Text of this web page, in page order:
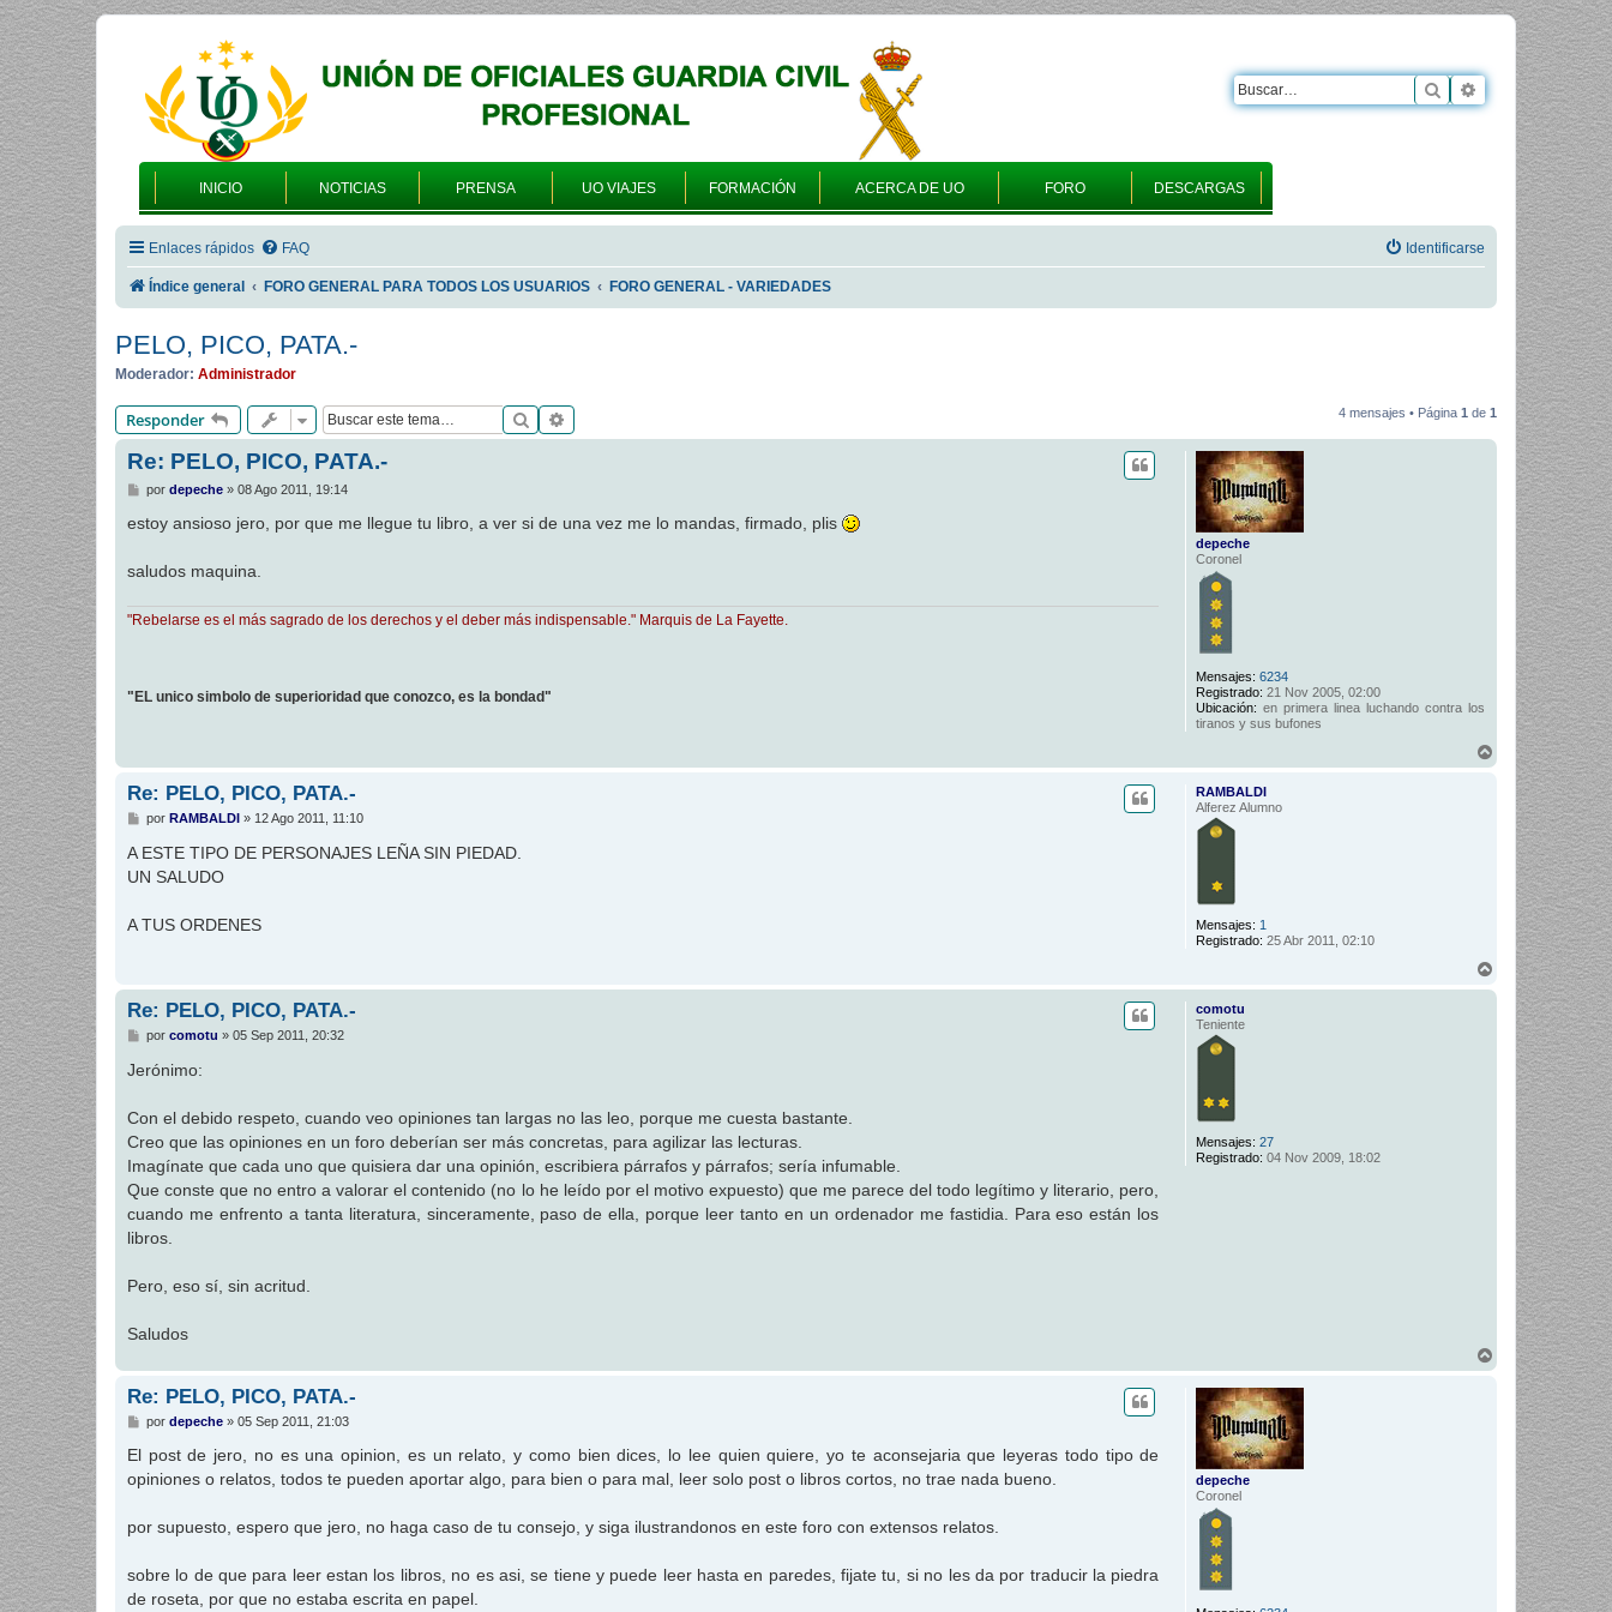
INICIO NOTICIAS PRENSA UO VIAJES FORMACIÓN ACERCA DE UO FORO DESCARGAS
Buscar Búsqueda
Enlaces rápidos FAQ Identificarse
Índice general FORO GENERAL PARA TODOS LOS USUARIOS FORO GENERAL - VARIEDADES
PELO, PICO, PATA.-
Moderador: Administrador
Responder Buscar 4 mensajes • Página 1 de 1
depeche
Coronel
Mensajes: 6234
Registrado: 21 Nov 2005, 02:00
Ubicación: en primera linea luchando contra los
tiranos y sus bufones
Re: PELO, PICO, PATA.-
M
n
j
e
por depeche» 08 Ago 2011, 19:14
estoy ansioso jero, por que me llegue tu libro, a ver si de una vez me lo mandas, firmado, plis
saludos maquina.
"Rebelarse es el más sagrado de los derechos y el deber más indispensable." Marquis de La Fayette.
"EL unico simbolo de superioridad que conozco, es la bondad"
RAMBALDI
Alferez Alumno
Mensajes: 1
Registrado: 25 Abr 2011, 02:10
Re: PELO, PICO, PATA.-
M
n
s
a
por RAMBALDI» 12 Ago 2011, 11:10
A ESTE TIPO DE PERSONAJES LEÑA SIN PIEDAD.
UN SALUDO
A TUS ORDENES
comotu
Teniente
Mensajes: 27
Registrado: 04 Nov 2009, 18:02
Re: PELO, PICO, PATA.-
M
n
s
e
por comotu » 05 Sep 2011, 20:32
Jerónimo:
Con el debido respeto, cuando veo opiniones tan largas no las leo, porque me cuesta bastante.
Creo que las opiniones en un foro deberían ser más concretas, para agilizar las lecturas.
Imagínate que cada uno que quisiera dar una opinión, escribiera párrafos y párrafos; sería infumable.
Que conste que no entro a valorar el contenido (no lo he leído por el motivo expuesto) que me parece del todo legítimo y literario, pero,
cuando me enfrento a tanta literatura, sinceramente, paso de ella, porque leer tanto en un ordenador me fastidia. Para eso están los
libros.
Pero, eso sí, sin acritud.
Saludos
r
depeche
Coronel
Re: PELO, PICO, PATA.-
M
n
a
por depeche» 05 Sep 2011, 21:03
El post de jero, no es una opinion, es un relato, y como bien dices, lo lee quien quiere, yo te aconsejaria que leyeras todo tipo de
opiniones o relatos, todos te pueden aportar algo, para bien o para mal, leer solo post o libros cortos, no trae nada bueno.
por supuesto, espero que jero, no haga caso de tu consejo, y siga ilustrandonos en este foro con extensos relatos.
sobre lo de que para leer estan los libros, no es asi, se tiene y puede leer hasta en paredes, fijate tu, si no les da por traducir la piedra
de roseta, por que no estaba escrita en papel.